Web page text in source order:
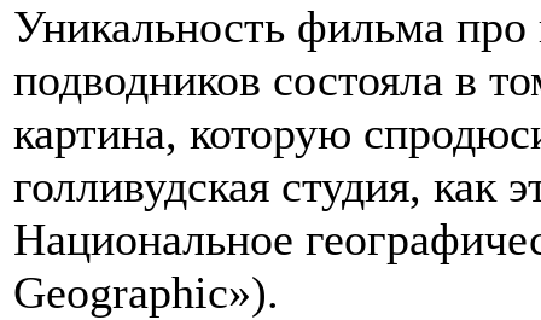
Уникальность фильма про
подводников состояла в
картина, которую
голливудская студия, как
Национальное
Geographic»).